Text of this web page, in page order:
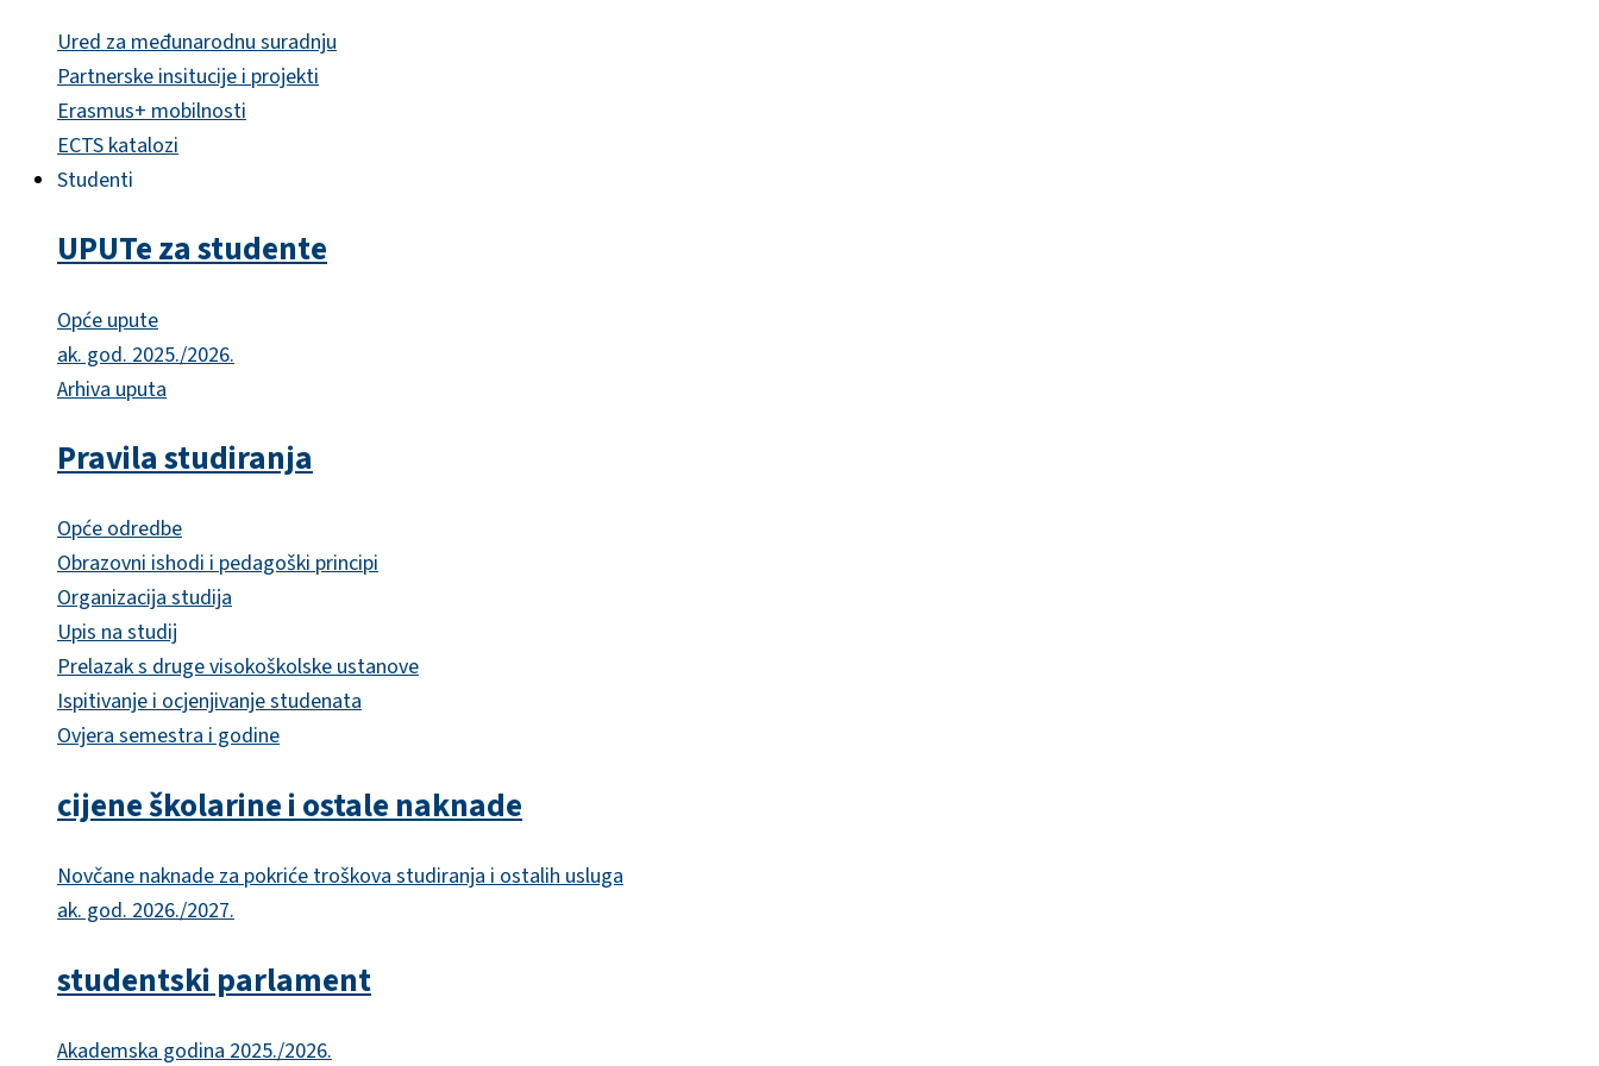
Ured za međunarodnu suradnju
Partnerske insitucije i projekti
Erasmus+ mobilnosti
ECTS katalozi
Studenti
UPUTe za studente
Opće upute
ak. god. 2025./2026.
Arhiva uputa
Pravila studiranja
Opće odredbe
Obrazovni ishodi i pedagoški principi
Organizacija studija
Upis na studij
Prelazak s druge visokoškolske ustanove
Ispitivanje i ocjenjivanje studenata
Ovjera semestra i godine
cijene školarine i ostale naknade
Novčane naknade za pokriće troškova studiranja i ostalih usluga
ak. god. 2026./2027.
studentski parlament
Akademska godina 2025./2026.